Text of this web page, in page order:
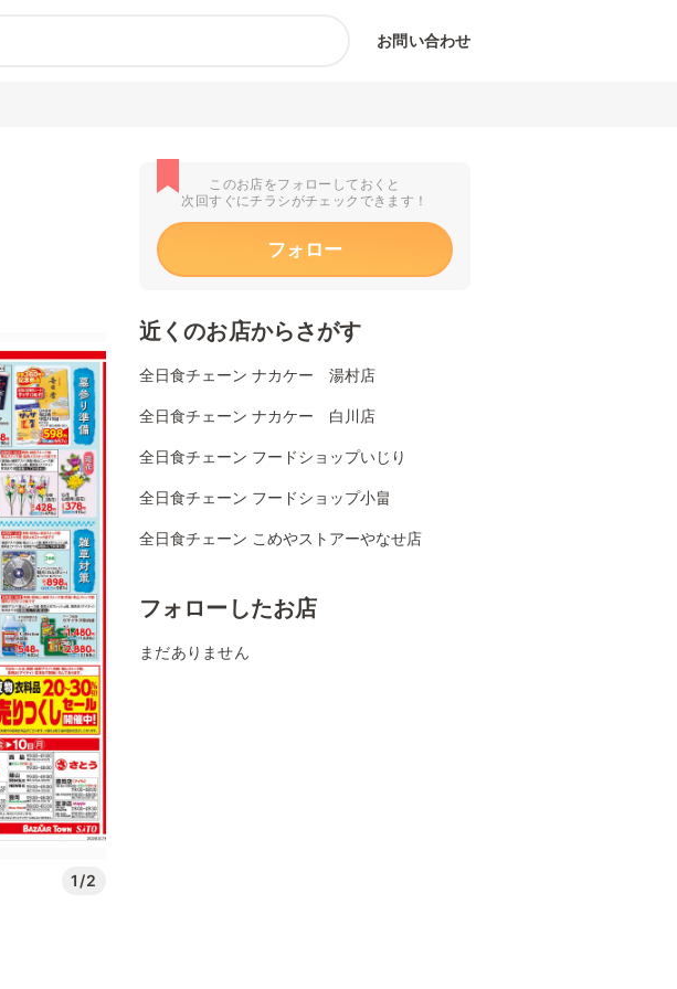
お問い合わせ
1/2
このお店をフォローしておくと
次回すぐにチラシがチェックできます！
フォロー
近くのお店からさがす
全日食チェーン ナカケー 湯村店
全日食チェーン ナカケー 白川店
全日食チェーン フードショップいじり
全日食チェーン フードショップ小畠
全日食チェーン こめやストアーやなせ店
フォローしたお店
まだありません